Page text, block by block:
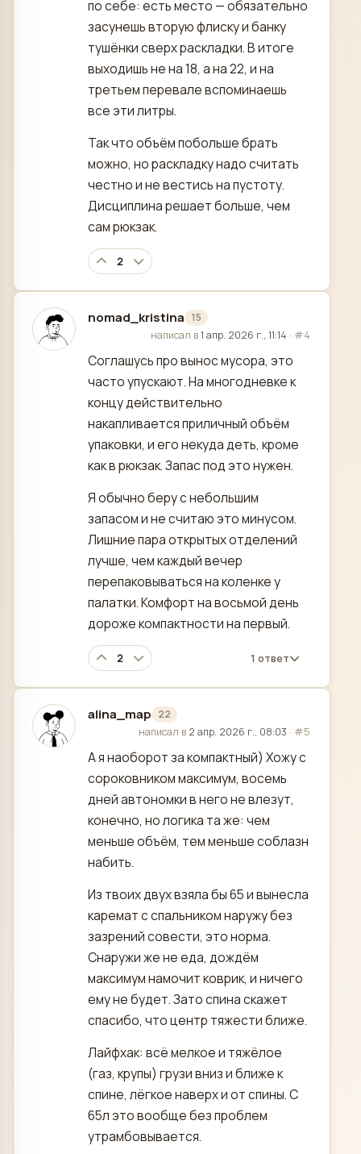
по себе: есть место — обязательно
засунешь вторую флиску и банку
тушёнки сверх раскладки. В итоге
выходишь не на 18, а на 22, и на
третьем перевале вспоминаешь
все эти литры.
Так что объём побольше брать
можно, но раскладку надо считать
честно и не вестись на пустоту.
Дисциплина решает больше, чем
сам рюкзак.
2
nomad_kristina 15
отредактировано
написал в1 апр. 2026 г., 11:14 · #4
Соглашусь про вынос мусора, это
часто упускают. На многодневке к
концу действительно
накапливается приличный объём
упаковки, и его некуда деть, кроме
как в рюкзак. Запас под это нужен.
Я обычно беру с небольшим
запасом и не считаю это минусом.
Лишние пара открытых отделений
лучше, чем каждый вечер
перепаковываться на коленке у
палатки. Комфорт на восьмой день
дороже компактности на первый.
2 1 ответ
alina_map 22
отредактировано
написал в 2 апр. 2026 г., 08:03 · #5
А я наоборот за компактный) Хожу с
сороковником максимум, восемь
дней автономки в него не влезут,
конечно, но логика та же: чем
меньше объём, тем меньше соблазн
набить.
Из твоих двух взяла бы 65 и вынесла
каремат с спальником наружу без
зазрений совести, это норма.
Снаружи же не еда, дождём
максимум намочит коврик, и ничего
ему не будет. Зато спина скажет
спасибо, что центр тяжести ближе.
Лайфхак: всё мелкое и тяжёлое
(газ, крупы) грузи вниз и ближе к
спине, лёгкое наверх и от спины. С
65л это вообще без проблем
утрамбовывается.